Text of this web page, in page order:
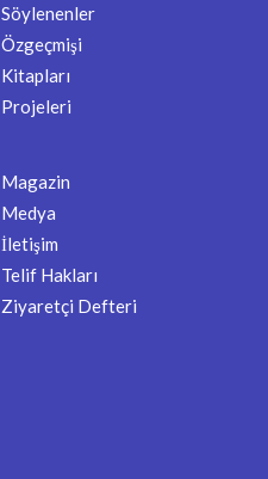
Söylenenler
Özgeçmişi
Kitapları
Projeleri
Magazin
Medya
İletişim
Telif Hakları
Ziyaretçi Defteri